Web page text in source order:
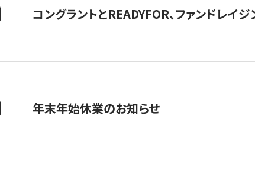
コングラントとREADYFOR、ファンドレイ
年末年始休業のお知らせ